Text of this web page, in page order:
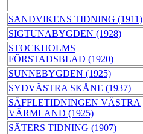
SANDVIKENS TIDNING (1911)
SIGTUNABYGDEN (1928)
STOCKHOLMS
FÖRSTADSBLAD (1920)
SUNNEBYGDEN (1925)
SYDVÄSTRA SKÅNE (1937)
SÄFFLETIDNINGEN VÄSTRA
VÄRMLAND (1925)
SÄTERS TIDNING (1907)